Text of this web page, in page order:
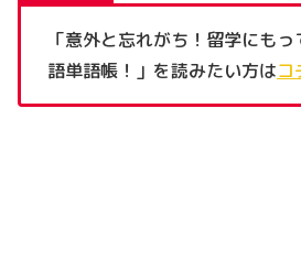
「意外と忘れがち！留学にも
語単語帳！」を読みたい方はコ